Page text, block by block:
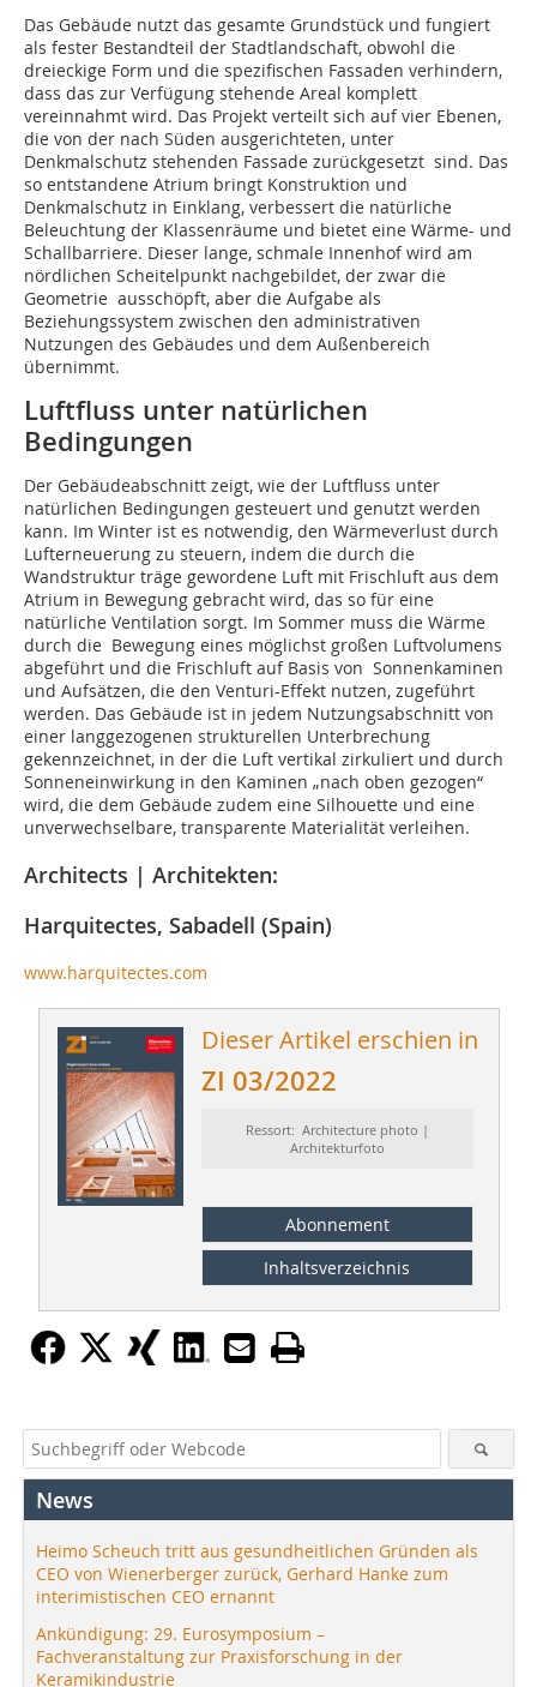
Das Gebäude nutzt das gesamte Grundstück und fungiert
als fester Bestandteil der Stadtlandschaft, obwohl die
dreieckige Form und die spezifischen Fassaden verhindern,
dass das zur Verfügung stehende Areal komplett
vereinnahmt wird. Das Projekt verteilt sich auf vier Ebenen,
die von der nach Süden ausgerichteten, unter
Denkmalschutz stehenden Fassade zurückgesetzt sind. Das
so entstandene Atrium bringt Konstruktion und
Denkmalschutz in Einklang, verbessert die natürliche
Beleuchtung der Klassenräume und bietet eine Wärme- und
Schallbarriere. Dieser lange, schmale Innenhof wird am
nördlichen Scheitelpunkt nachgebildet, der zwar die
Geometrie ausschöpft, aber die Aufgabe als
Beziehungssystem zwischen den administrativen
Nutzungen des Gebäudes und dem Außenbereich
übernimmt.
Luftfluss unter natürlichen
Bedingungen
Der Gebäudeabschnitt zeigt, wie der Luftfluss unter
natürlichen Bedingungen gesteuert und genutzt werden
kann. Im Winter ist es notwendig, den Wärmeverlust durch
Lufterneuerung zu steuern, indem die durch die
Wandstruktur träge gewordene Luft mit Frischluft aus dem
Atrium in Bewegung gebracht wird, das so für eine
natürliche Ventilation sorgt. Im Sommer muss die Wärme
durch die Bewegung eines möglichst großen Luftvolumens
abgeführt und die Frischluft auf Basis von Sonnenkaminen
und Aufsätzen, die den Venturi-Effekt nutzen, zugeführt
werden. Das Gebäude ist in jedem Nutzungsabschnitt von
einer langgezogenen strukturellen Unterbrechung
gekennzeichnet, in der die Luft vertikal zirkuliert und durch
Sonneneinwirkung in den Kaminen „nach oben gezogen“
wird, die dem Gebäude zudem eine Silhouette und eine
unverwechselbare, transparente Materialität verleihen.
Architects | Architekten:
Harquitectes, Sabadell (Spain)
www.harquitectes.com
Dieser Artikel erschien in
ZI 03/2022
Ressort: Architecture photo |
Architekturfoto
Abonnement
Inhaltsverzeichnis
News
Heimo Scheuch tritt aus gesundheitlichen Gründen als
CEO von Wienerberger zurück, Gerhard Hanke zum
interimistischen CEO ernannt
Ankündigung: 29. Eurosymposium –
Fachveranstaltung zur Praxisforschung in der
Keramikindustrie